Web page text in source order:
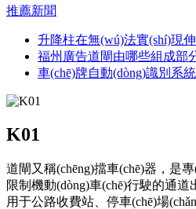
推薦新聞
升降柱在無(wú)法實(shí)現
福州廣告道閘由哪些組成部
車(chē)牌自動(dòng)識別系
K01
道閘又稱(chēng)擋車(chē)器，
限制機動(dòng)車(chē)行駛的通道
用于公路收費站、停車(chē)場